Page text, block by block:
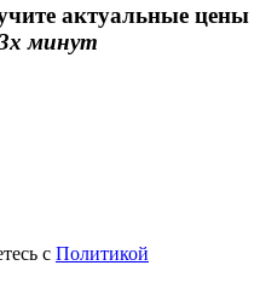
актуальные цены
минут
с Политикой